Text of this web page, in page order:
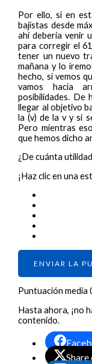
Por ello, si en
bajistas desde
ahí debería venir
para corregir el
tener un nuevo
mañana y lo
hecho, si vemos
vamos hacia
posibilidades. De
llegar al objetivo
la (v) de la v y si
Pero mientras
que hemos dicho
¿De cuánta
¡Haz clic en una
ENVIAR LA
Puntuación media
Hasta ahora, ¡no
contenido.
Share